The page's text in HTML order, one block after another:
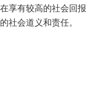
有较高的社会回报
社会道义和责任。